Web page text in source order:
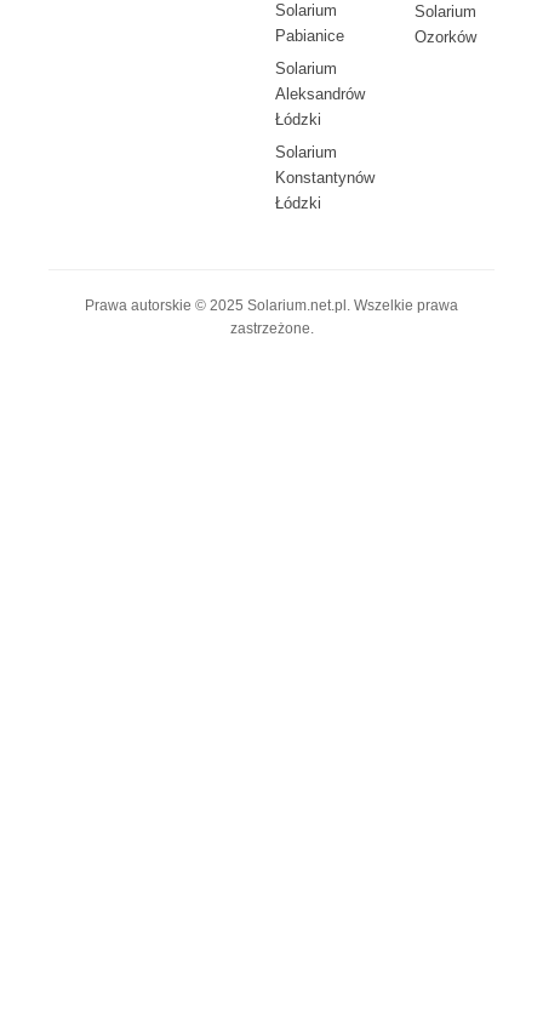
Solarium
Pabianice
Solarium
Aleksandrów
Łódzki
Solarium
Konstantynów
Łódzki
Solarium
Ozorków
Prawa autorskie © 2025 Solarium.net.pl. Wszelkie prawa
zastrzeżone.